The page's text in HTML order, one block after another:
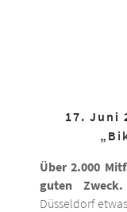
17. Juni
Über 2.000
guten Zweck.
Düsseldorf